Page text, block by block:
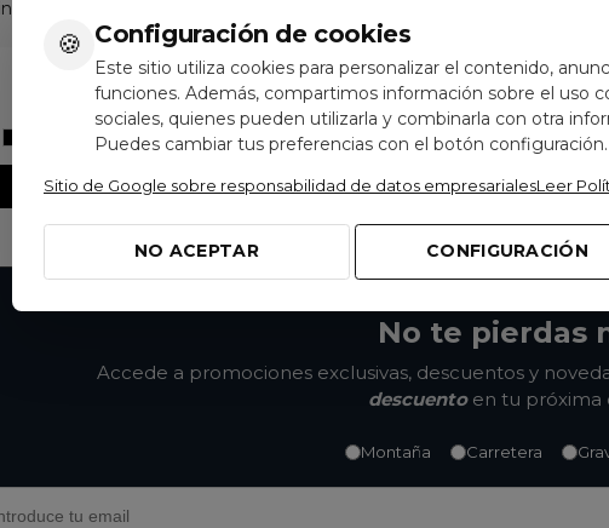
🍪 Configuración de cookies
Este sitio utiliza cookies para personalizar el contenido,
funciones. Además, compartimos información sobre el uso
sociales, quienes pueden utilizarla y combinarla con otra
Puedes cambiar tus preferencias con el botón configuración.
Sitio de Google sobre responsabilidad de datos empresarialesLeer
CONFIGURACIÓN
NO ACEPTAR
Negro
No te pierdas
Accede a promociones exclusivas, descuentos y
descuentoen tu próxima
Montaña Carretera